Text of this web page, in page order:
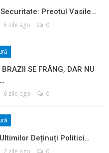
Preotul Vasile…
5 zile ago 0
SE FRÂNG, DAR NU
6 zile ago 0
Deținuți Politici…
7 zile ago 0